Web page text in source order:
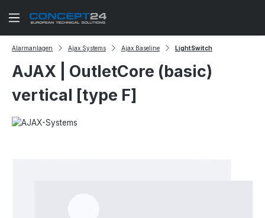
Zum Hauptinhalt springen
Alarmanlagen Ajax Systems Ajax Baseline LightSwitch
AJAX | OutletCore (basic)
vertical [type F]